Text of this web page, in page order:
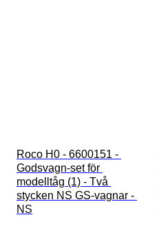
Roco H0 - 6600151 -
Godsvagn-set för
modelltåg (1) - Två
stycken NS GS-vagnar -
NS